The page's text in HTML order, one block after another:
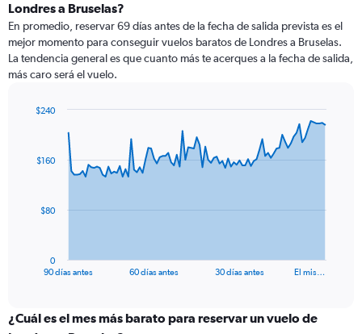
Londres a Bruselas?
En promedio, reservar 69 días antes de la fecha de salida prevista es el
mejor momento para conseguir vuelos baratos de Londres a Bruselas.
La tendencia general es que cuanto más te acerques a la fecha de salida,
más caro será el vuelo.
data
The
categories.
90 días antes 60 días antes 30 días antes El mis…
0
$80
$160
$240
¿Cuál es el mes más barato para reservar un vuelo de